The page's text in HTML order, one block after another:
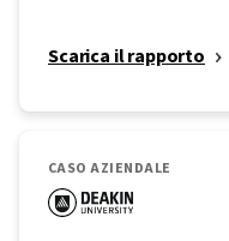
Scarica il rapporto
CASO AZIENDALE